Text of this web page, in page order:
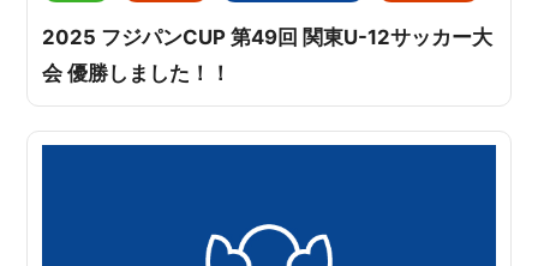
2025 フジパンCUP 第49回 関東U-12サッカー大
会 優勝しました！！